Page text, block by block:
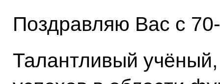
Поздравляю Вас с
Талантливый